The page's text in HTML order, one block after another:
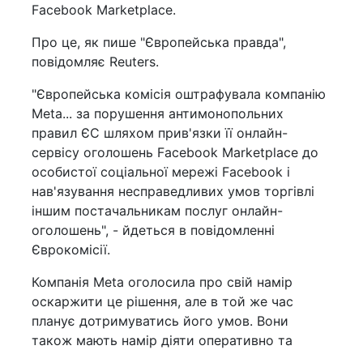
Facebook Marketplace.
Про це, як пише "Європейська правда",
повідомляє Reuters.
"Європейська комісія оштрафувала компанію
Meta... за порушення антимонопольних
правил ЄС шляхом прив'язки її онлайн-
сервісу оголошень Facebook Marketplace до
особистої соціальної мережі Facebook і
нав'язування несправедливих умов торгівлі
іншим постачальникам послуг онлайн-
оголошень", - йдеться в повідомленні
Єврокомісії.
Компанія Meta оголосила про свій намір
оскаржити це рішення, але в той же час
планує дотримуватись його умов. Вони
також мають намір діяти оперативно та